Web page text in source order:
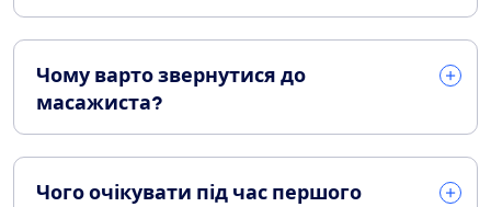
Чому варто звернутися до
масажиста?
Чого очікувати під час першого